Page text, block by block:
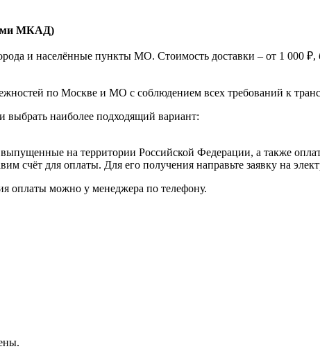
МКАД)
и населённые пункты МО. Стоимость доставки – от 1 000 ₽,
по Москве и МО с соблюдением всех требований к
наиболее подходящий вариант:
на территории Российской Федерации, а также
счёт для оплаты. Для его получения направьте заявку на
оплаты можно у менеджера по телефону.